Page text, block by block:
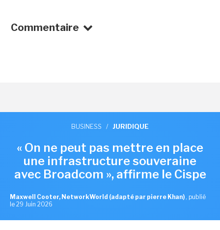
Commentaire
BUSINESS / JURIDIQUE
« On ne peut pas mettre en place
une infrastructure souveraine
avec Broadcom », affirme le Cispe
Maxwell Cooter, NetworkWorld (adapté par pierre Khan) , publié
le 29 Juin 2026